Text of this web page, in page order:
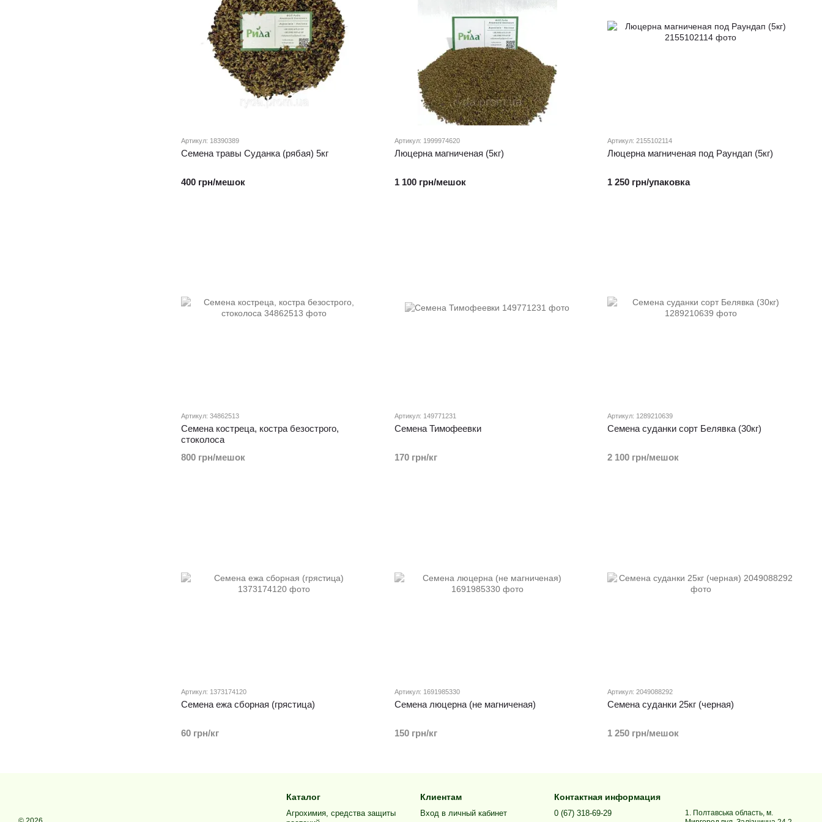
Артикул: 18390389
Семена травы Суданка (рябая) 5кг
400 грн/мешок
Артикул: 1999974620
Люцерна магниченая (5кг)
1 100 грн/мешок
Артикул: 2155102114
Люцерна магниченая под Раундап (5кг)
1 250 грн/упаковка
Артикул: 34862513
Семена костреца, костра безострого,
стоколоса
800 грн/мешок
Артикул: 149771231
Семена Тимофеевки
170 грн/кг
Артикул: 1289210639
Семена суданки сорт Белявка (30кг)
2 100 грн/мешок
Артикул: 1373174120
Семена ежа сборная (грястица)
60 грн/кг
Артикул: 1691985330
Семена люцерна (не магниченая)
150 грн/кг
Артикул: 2049088292
Семена суданки 25кг (черная)
1 250 грн/мешок
Каталог
Агрохимия, средства защиты
Клиентам
Вход в личный кабинет
Контактная информация
0 (67) 318-69-29
1. Полтавська область, м.